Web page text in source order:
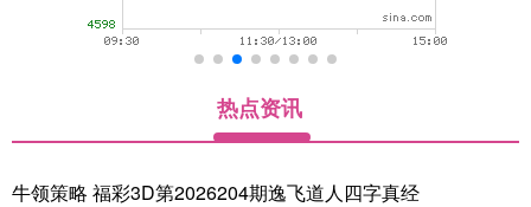
热点资讯
牛领策略 福彩3D第2026204期逸飞道人四字真经